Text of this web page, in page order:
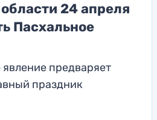
24 апреля
Пасхальное
предваряет
праздник